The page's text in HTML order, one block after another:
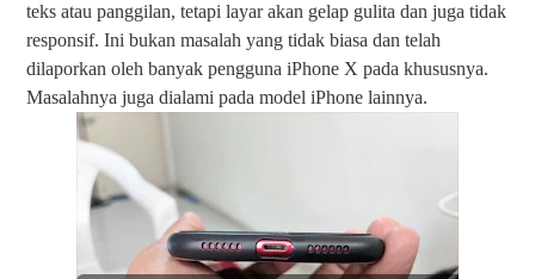
teks atau panggilan, tetapi layar akan gelap gulita dan juga tidak
responsif. Ini bukan masalah yang tidak biasa dan telah
dilaporkan oleh banyak pengguna iPhone X pada khususnya.
Masalahnya juga dialami pada model iPhone lainnya.